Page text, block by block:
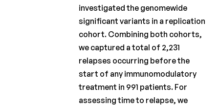
investigated the genomewide
significant variants in a replication
cohort. Combining both cohorts,
we captured a total of 2,231
relapses occurring before the
start of any immunomodulatory
treatment in 991 patients. For
assessing time to relapse, we